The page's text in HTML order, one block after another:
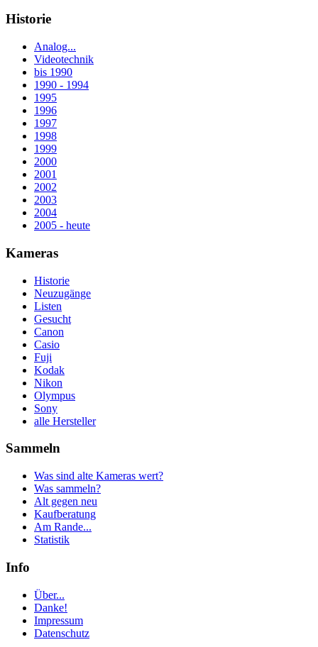
Historie
Analog...
Videotechnik
bis 1990
1990 - 1994
1995
1996
1997
1998
1999
2000
2001
2002
2003
2004
2005 - heute
Kameras
Historie
Neuzugänge
Listen
Gesucht
Canon
Casio
Fuji
Kodak
Nikon
Olympus
Sony
alle Hersteller
Sammeln
Was sind alte Kameras wert?
Was sammeln?
Alt gegen neu
Kaufberatung
Am Rande...
Statistik
Info
Über...
Danke!
Impressum
Datenschutz